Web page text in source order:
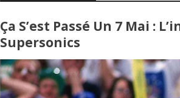
Ça S’est Passé Un 7 Mai :
Supersonics